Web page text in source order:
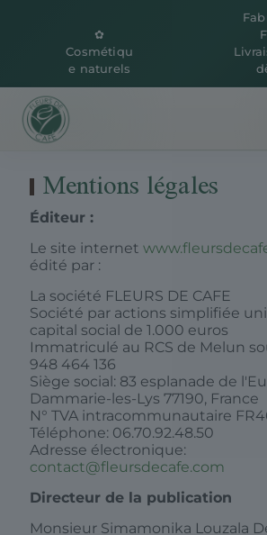
✿
Cosmétiqu
e naturels
Mentions légales
Éditeur :
Le site internet
édité par :
La société FLEURS DE CAFE
Société par actions simplifiée
capital social de 1.000 euros
Immatriculé au RCS de Melun
948 464 136
Siège social: 83 esplanade de
Dammarie-les-Lys 77190, France
N° TVA intracommunautaire
Téléphone: 06.70.92.48.50
Adresse électronique:
contact@fleursdecafe.com
Directeur de la publication
Monsieur Simamonika Louzala